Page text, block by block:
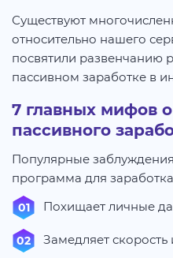
Существуют
относительно нашего
посвятили развенчанию
пассивном заработке в
7 главных мифов
пассивного
Популярные
программа для
Похищает личные
Замедляет скорость